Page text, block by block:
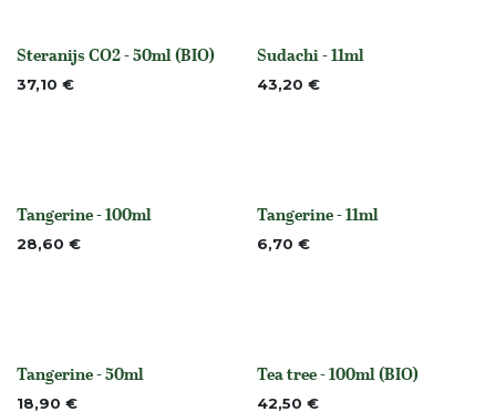
None
Steranijs CO2 - 50ml (BIO)
37,10 € None
Sudachi - 11ml
43,20 €
None
Tangerine - 100ml
28,60 € None
Tangerine - 11ml
6,70 €
None
Tangerine - 50ml
18,90 € None
Tea tree - 100ml (BIO)
42,50 €